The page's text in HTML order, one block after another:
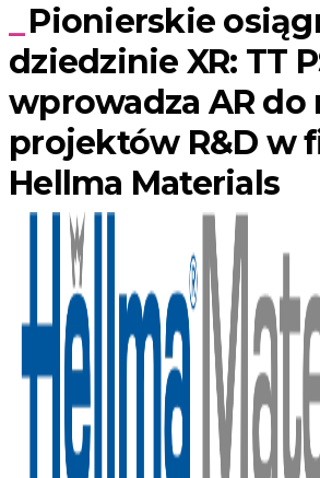
Pionierskie
dziedzinie XR: TT
wprowadza AR do
projektów R&D w
Hellma Materials